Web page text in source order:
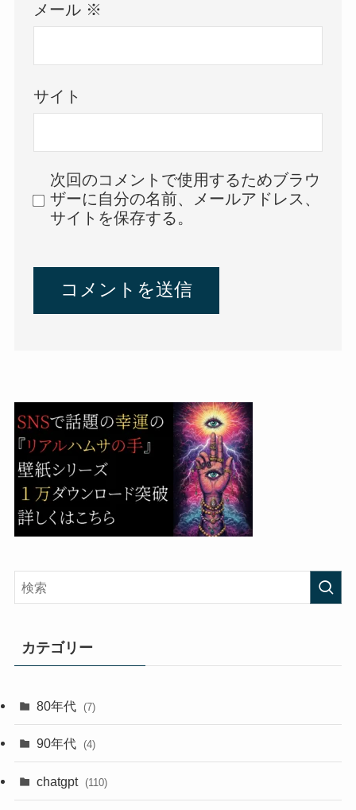
メール ※
サイト
次回のコメントで使用するためブラウ
ザーに自分の名前、メールアドレス、
サイトを保存する。
カテゴリー
80年代 (7)
90年代 (4)
chatgpt (110)